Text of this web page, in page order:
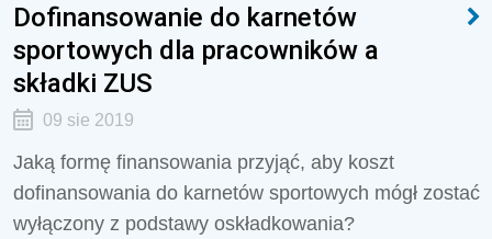
Dofinansowanie do karnetów
sportowych dla pracowników a
składki ZUS
09 sie 2019
Jaką formę finansowania przyjąć, aby koszt
dofinansowania do karnetów sportowych mógł zostać
wyłączony z podstawy oskładkowania?